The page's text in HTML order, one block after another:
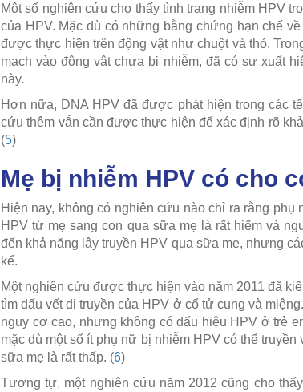
Một số nghiên cứu cho thấy tình trạng nhiễm HPV
của HPV. Mặc dù có những bằng chứng hạn chế
được thực hiện trên động vật như chuột và thỏ.
mạch vào động vật chưa bị nhiễm, đã có sự xuất
này.
Hơn nữa, DNA HPV đã được phát hiện trong các
cứu thêm vẫn cần được thực hiện để xác định rõ
(5)
Mẹ bị nhiễm HPV có cho
Hiện nay, không có nghiên cứu nào chỉ ra rằng
HPV từ mẹ sang con qua sữa mẹ là rất hiếm và
đến khả năng lây truyền HPV qua sữa mẹ, nhưng
kể.
Một nghiên cứu được thực hiện vào năm 2011 đã
tìm dấu vết di truyền của HPV ở cổ tử cung và
nguy cơ cao, nhưng không có dấu hiệu HPV ở trẻ
mặc dù một số ít phụ nữ bị nhiễm HPV có thể
sữa mẹ là rất thấp. (6)
Tương tự, một nghiên cứu năm 2012 cũng cho